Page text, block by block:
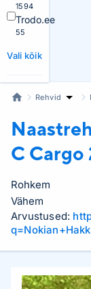
1594
Trodo.ee
55
Vali kõik
Rehvid
C Cargo
Rohkem
Vähem
Arvustused: